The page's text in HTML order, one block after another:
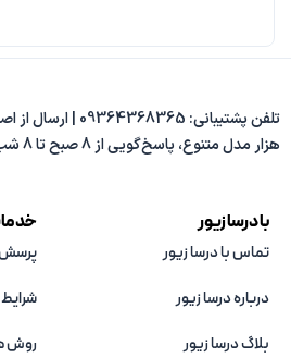
تلفن پشتیبانی:
هزار مدل متنوع، پاسخ‌گویی از 8 صبح تا 8 شب.
با درسا زیور
تماس با درسا زیور
درباره درسا زیور
بلاگ درسا زیور
روش